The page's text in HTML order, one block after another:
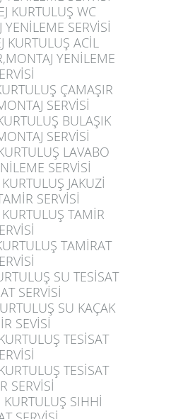
KURTULUŞ WC
SERVİSİ
KURTULUŞ ACİL
YENİLEME
ÇAMAŞIR
SERVİSİ
BULAŞIK
SERVİSİ
LAVABO
SERVİSİ
JAKUZİ
SERVİSİ
TAMİR
TAMİRAT
SU TESİSAT
SERVİSİ
SU KAÇAK
SEVİSİ
TESİSAT
TESİSAT
SERVİSİ
KURTULUŞ SIHHİ